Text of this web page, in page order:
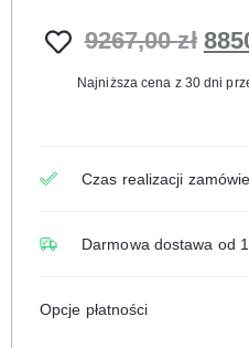
9267,00zł
Najniższa cena z 30 dni
Czas realizacji
Darmowa dostawa od
Opcje płatności